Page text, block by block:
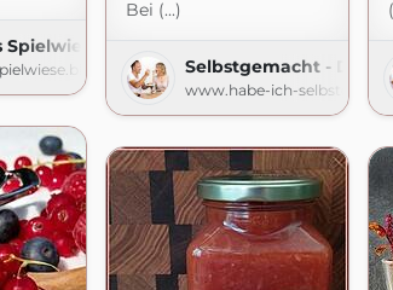
Bei (...)
Selbstgemacht - Der
www.habe-ich-